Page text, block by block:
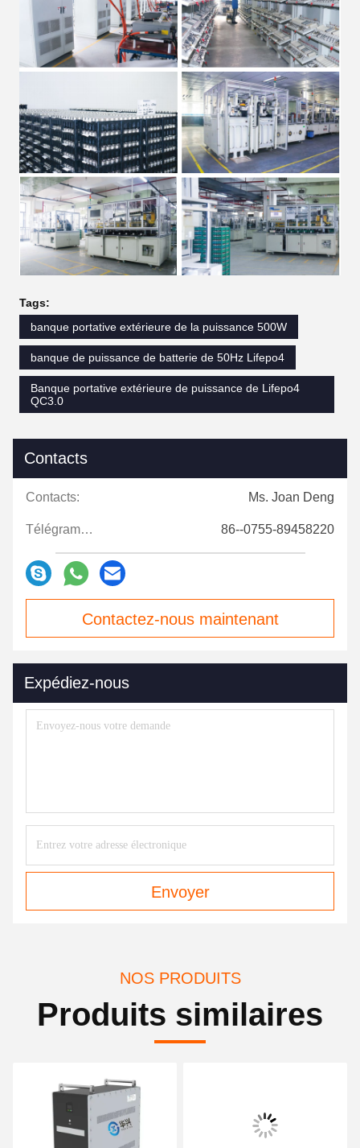
Tags:
banque portative extérieure de la puissance 500W
banque de puissance de batterie de 50Hz Lifepo4
Banque portative extérieure de puissance de Lifepo4
QC3.0
Contacts
Contacts: Ms. Joan Deng
Télégramme: 86--0755-89458220
Contactez-nous maintenant
Expédiez-nous
Envoyer
NOS PRODUITS
Produits similaires